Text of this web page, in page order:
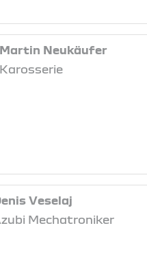
Martin Neukäufer
Karosserie
Veselaj
Mechatroniker